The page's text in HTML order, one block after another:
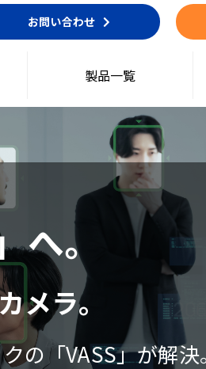
お問い合わせ
製品一覧
へ。
メラ。
の「VASS」が解決。